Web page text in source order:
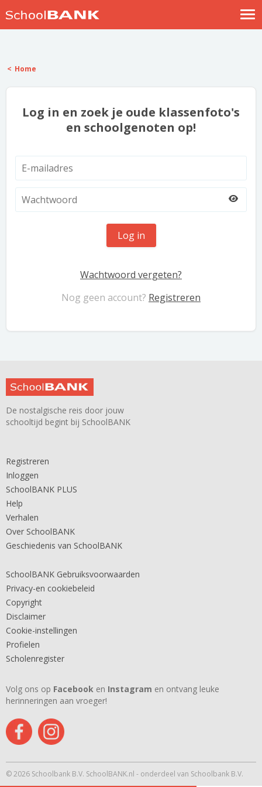
Help
Home
Log in en zoek je oude klassenfoto's
en schoolgenoten op!
Log in
Wachtwoord vergeten?
Nog geen account? Registreren
De nostalgische reis door jouw
schooltijd begint bij SchoolBANK
Registreren
Inloggen
SchoolBANK PLUS
Help
Verhalen
Over SchoolBANK
Geschiedenis van SchoolBANK
SchoolBANK Gebruiksvoorwaarden
Privacy-en cookiebeleid
Copyright
Disclaimer
Cookie-instellingen
Profielen
Scholenregister
Volg ons op Facebook en Instagram en ontvang leuke
herinneringen aan vroeger!
© 2026 Schoolbank B.V. SchoolBANK.nl - onderdeel van Schoolbank B.V.